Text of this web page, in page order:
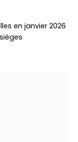
en janvier 2026